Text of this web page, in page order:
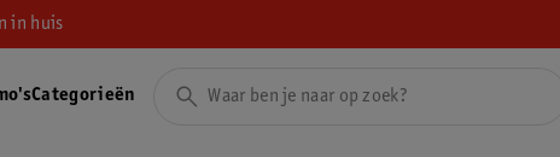
in huis
Categorieën